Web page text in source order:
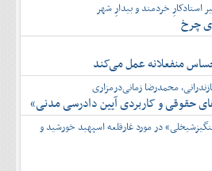
استادکارِ خردمند و بیدارِ شهر
چرخ
منفعلانه عمل می‌کند
محمدرضا زمانی‌درمزاری
حقوقی و کاربردی آیین دادرسی مدنی»
در مورد غارقلعه اسپهبد خورشید و